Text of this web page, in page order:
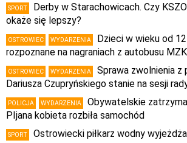
SPORT
Derby w Starachowicach. Czy
okaże się lepszy?
OSTROWIEC WYDARZENIA
Dzieci w wieku od
rozpoznane na nagraniach z autobusu MZK
OSTROWIEC WYDARZENIA
Sprawa zwolnienia z
Dariusza Czupryńskiego stanie na sesji
POLICJA WYDARZENIA
Obywatelskie
PIjana kobieta rozbiła samochód
SPORT
Ostrowiecki piłkarz wodny